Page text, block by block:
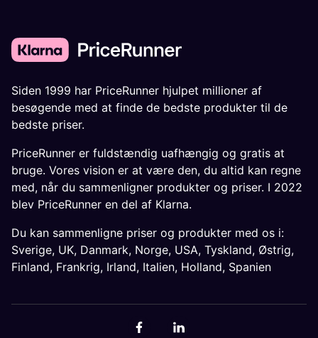
Siden 1999 har PriceRunner hjulpet millioner af
besøgende med at finde de bedste produkter til de
bedste priser.
PriceRunner er fuldstændig uafhængig og gratis at
bruge. Vores vision er at være den, du altid kan regne
med, når du sammenligner produkter og priser. I 2022
blev PriceRunner en del af Klarna.
Du kan sammenligne priser og produkter med os i:
Sverige, UK, Danmark, Norge, USA, Tyskland, Østrig,
Finland, Frankrig, Irland, Italien, Holland, Spanien